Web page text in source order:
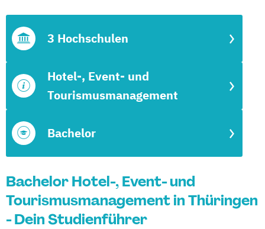
Bachelor
Hotel-, Event- und
Tourismusmanagement
3 Hochschulen
Bachelor Hotel-, Event- und
Tourismusmanagement in Thüringen
- Dein Studienführer